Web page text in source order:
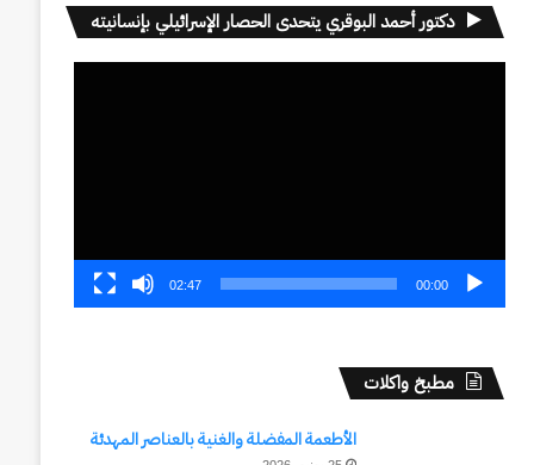
دكتور أحمد البوقري يتحدى الحصار الإسرائيلي بإنسانيته
00:00
02:47
مطبخ واكلات
الأطعمة المفضلة والغنية بالعناصر المهدئة